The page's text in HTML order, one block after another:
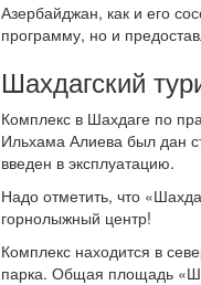
Азербайджан, как и его
программу, но и
Шахдагский
Комплекс в Шахдаге по
Ильхама Алиева был дан
введен в эксплуатацию.
Надо отметить, что
горнолыжный центр!
Комплекс находится в
парка. Общая площадь